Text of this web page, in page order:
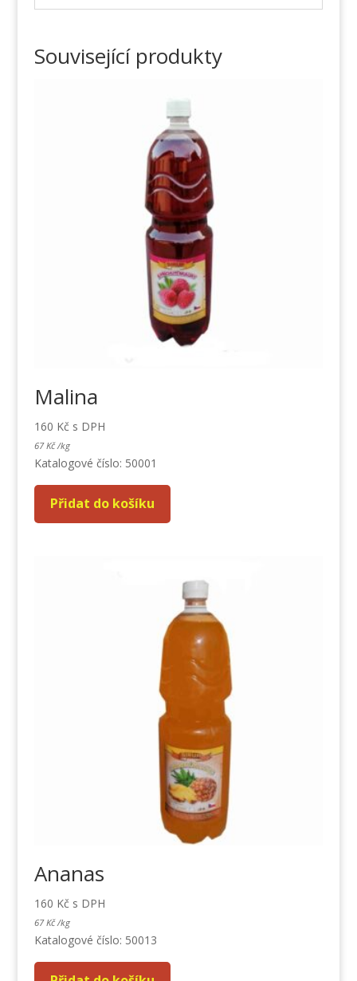
Související produkty
Malina
160 Kč s DPH
67Kč /kg
Katalogové číslo: 50001
Přidat do košíku
Ananas
160 Kč s DPH
67Kč /kg
Katalogové číslo: 50013